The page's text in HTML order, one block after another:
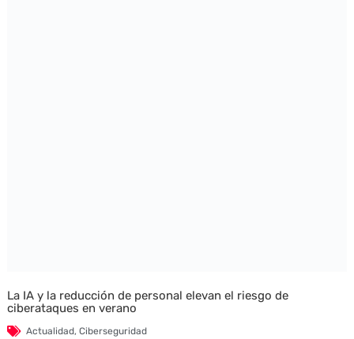
La IA y la reducción de personal elevan el riesgo de
ciberataques en verano
Actualidad, Ciberseguridad